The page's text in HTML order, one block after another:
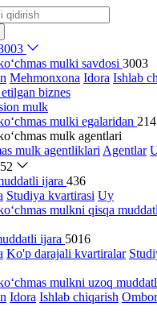
mulki savdosi 3003
Mehmonxona Idora Ishlab
biznes
mulk
mulki egalaridan 214
mulk agentlari
mulk agentliklari Agentlar
ijara 436
Studiya kvartirasi Uy
mulkni qisqa
ijara 5016
Ko'p darajali kvartiralar
mulkni uzoq
Idora Ishlab chiqarish Ombor